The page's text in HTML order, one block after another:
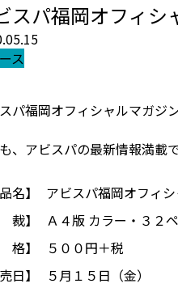
スパ福岡オフィシ
ス
パ福岡オフィシャルマガ
、アビスパの最新情報満載
名】
アビスパ福岡オフィシ
裁】
Ａ４版 カラー・３２
格】
５００円＋税
日】
５月１５日（金）